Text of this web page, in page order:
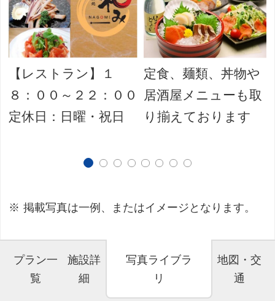
【レストラン】１
８：００～２２：００
定休日：日曜・祝日
定食、麺類、丼物や
居酒屋メニューも取
り揃えております
掲載写真は一例、またはイメージとなります。
プラン一
覧
施設詳
細
写真ライブラ
リ
地図・交
通